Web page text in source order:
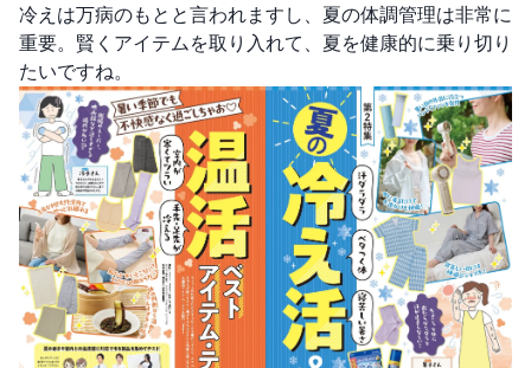
冷えは万病のもとと言われますし、夏の体調管理は非常に
重要。賢くアイテムを取り入れて、夏を健康的に乗り切り
たいですね。